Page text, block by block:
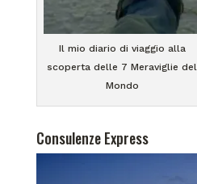
Il mio diario di viaggio alla
scoperta delle 7 Meraviglie del
Mondo
Consulenze Express